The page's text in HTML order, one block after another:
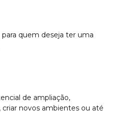
para quem deseja ter uma
de ampliação,
novos ambientes ou até